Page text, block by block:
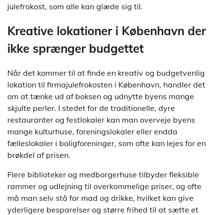
julefrokost, som alle kan glæde sig til.
Kreative lokationer i København der
ikke sprænger budgettet
Når det kommer til at finde en kreativ og budgetvenlig
lokation til firmajulefrokosten i København, handler det
om at tænke ud af boksen og udnytte byens mange
skjulte perler. I stedet for de traditionelle, dyre
restauranter og festlokaler kan man overveje byens
mange kulturhuse, foreningslokaler eller endda
fælleslokaler i boligforeninger, som ofte kan lejes for en
brøkdel af prisen.
Flere biblioteker og medborgerhuse tilbyder fleksible
rammer og udlejning til overkommelige priser, og ofte
må man selv stå for mad og drikke, hvilket kan give
yderligere besparelser og større frihed til at sætte et